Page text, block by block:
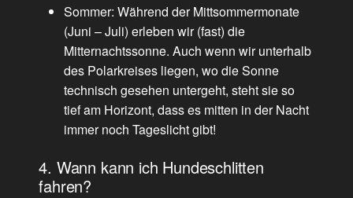
Sommer: Während der Mittsommermonate
(Juni – Juli) erleben wir (fast) die
Mitternachtssonne. Auch wenn wir unterhalb
des Polarkreises liegen, wo die Sonne
technisch gesehen untergeht, steht sie so
tief am Horizont, dass es mitten in der Nacht
immer noch Tageslicht gibt!
4. Wann kann ich Hundeschlitten
fahren?